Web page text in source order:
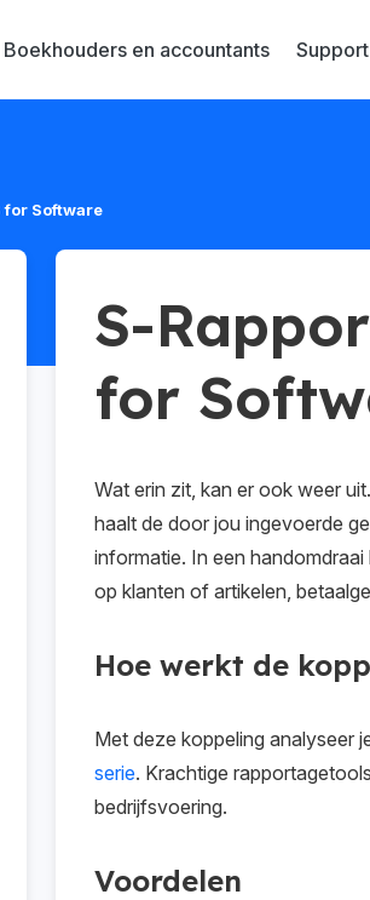
Boekhouders en accountants Support
for Software
S-
for
Wat erin zit, kan er ook weer
haalt de door jou ingevoerde
informatie. In een
op klanten of artikelen,
Hoe werkt de
Met deze koppeling analyseer
serie. Krachtige
bedrijfsvoering.
Voordelen